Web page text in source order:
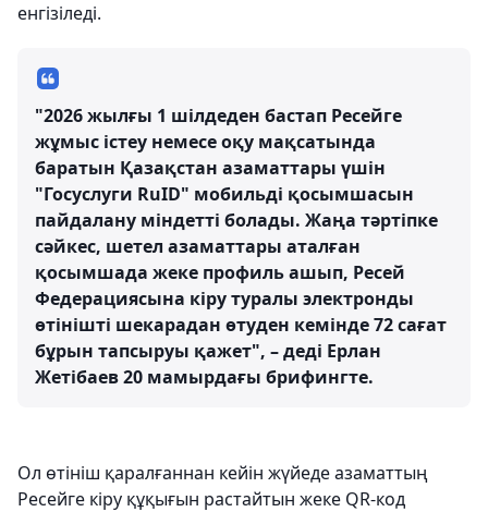
енгізіледі.
"2026 жылғы 1 шілдеден бастап Ресейге
жұмыс істеу немесе оқу мақсатында
баратын Қазақстан азаматтары үшін
"Госуслуги RuID" мобильді қосымшасын
пайдалану міндетті болады. Жаңа тәртіпке
сәйкес, шетел азаматтары аталған
қосымшада жеке профиль ашып, Ресей
Федерациясына кіру туралы электронды
өтінішті шекарадан өтуден кемінде 72 сағат
бұрын тапсыруы қажет", – деді Ерлан
Жетібаев 20 мамырдағы брифингте.
Ол өтініш қаралғаннан кейін жүйеде азаматтың
Ресейге кіру құқығын растайтын жеке QR-код